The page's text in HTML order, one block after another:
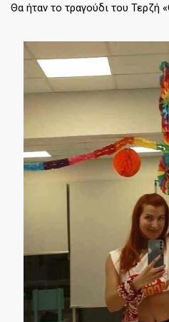
Θα ήταν το τραγούδι του Τερζή